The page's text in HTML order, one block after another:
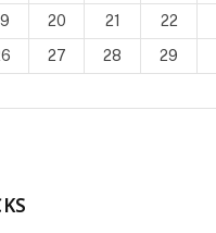
20 21 22
27 28 29